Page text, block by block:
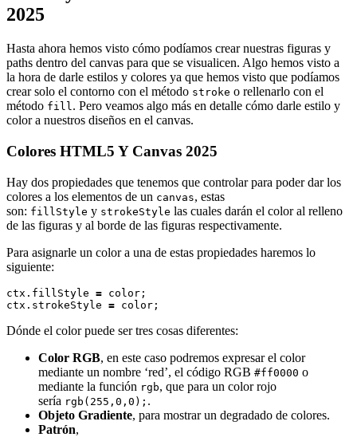
2025
Hasta ahora hemos visto cómo podíamos crear nuestras figuras y
paths dentro del canvas para que se visualicen. Algo hemos visto a
la hora de darle estilos y colores ya que hemos visto que podíamos
crear solo el contorno con el método stroke o rellenarlo con el
método fill. Pero veamos algo más en detalle cómo darle estilo y
color a nuestros diseños en el canvas.
Colores HTML5 Y Canvas 2025
Hay dos propiedades que tenemos que controlar para poder dar los
colores a los elementos de un canvas, estas
son: fillStyle y strokeStyle las cuales darán el color al relleno
de las figuras y al borde de las figuras respectivamente.
Para asignarle un color a una de estas propiedades haremos lo
siguiente:
ctx.fillStyle = color;
ctx.strokeStyle =
Dónde el color puede ser tres cosas diferentes:
Color RGB, en este caso podremos expresar el color
mediante un nombre ‘red’, el código RGB #ff0000 o
mediante la función rgb, que para un color rojo
sería rgb(255,0,0); .
Objeto Gradiente, para mostrar un degradado de colores.
Patrón,